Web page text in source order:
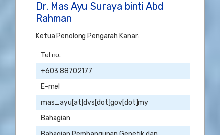
Dr. Mas Ayu Suraya binti Abd
Rahman
Ketua Penolong Pengarah Kanan
Tel no.
+603 88702177
E-mel
mas_ayu[at]dvs[dot]gov[dot]my
Bahagian